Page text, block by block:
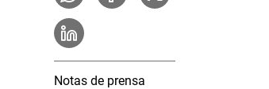
Notas de prensa